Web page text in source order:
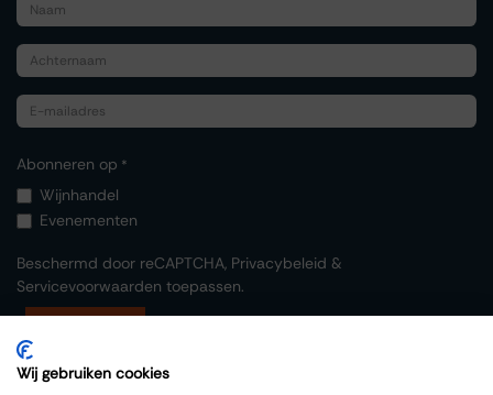
Abonneren op *
Wijnhandel
Evenementen
Beschermd door reCAPTCHA, Privacybeleid &
Servicevoorwaarden toepassen.
Wij gebruiken cookies